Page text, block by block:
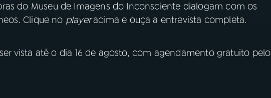
do Museu de Imagens do Inconsciente dialogam com os
Clique no playeracima e ouça a entrevista completa.
vista até o dia 16 de agosto, com agendamento gratuito pelo